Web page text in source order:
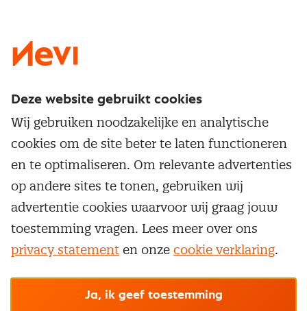
Service & contact
Over inkoop
Netwerk en communities
Aanmelden nieuwsbrief
Word lid van Nevi
Inkoop vacatures
Populaire thema's
Aanbesteden
Contractmanagement
Kostenmanagement
Onderhandelen
Supply management
Opleidingen en trainingen
Trainingen
Opleidingen
Maatwerk
Cookievoorkeuren beherenOnzealgemene
© Nevi.nl
Deze website gebruikt cookies
Wij gebruiken noodzakelijke en analytische
cookies om de site beter te laten functioneren
en te optimaliseren. Om relevante advertenties
op andere sites te tonen, gebruiken wij
advertentie cookies waarvoor wij graag jouw
toestemming vragen. Lees meer over ons
privacy statement en onze cookie verklaring.
Ja, ik geef toestemming